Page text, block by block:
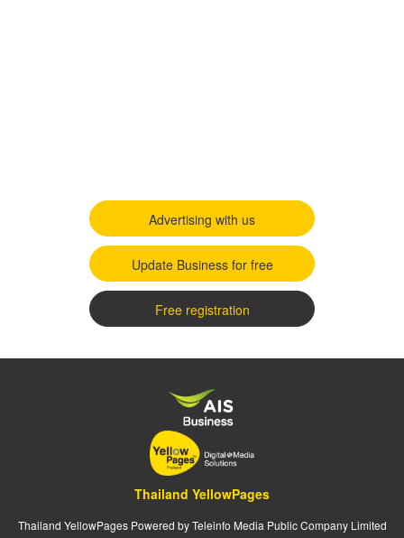
Advertising with us
Update Business for free
Free registration
Thailand YellowPages
Thailand YellowPages Powered by Teleinfo Media Public Company Limited